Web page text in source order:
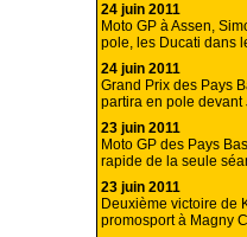
24 juin 2011
Moto GP à Assen,
pole, les Ducati dans
24 juin 2011
Grand Prix des Pays
partira en pole devant
23 juin 2011
Moto GP des Pays
rapide de la seule
23 juin 2011
Deuxième victoire de
promosport à Magny